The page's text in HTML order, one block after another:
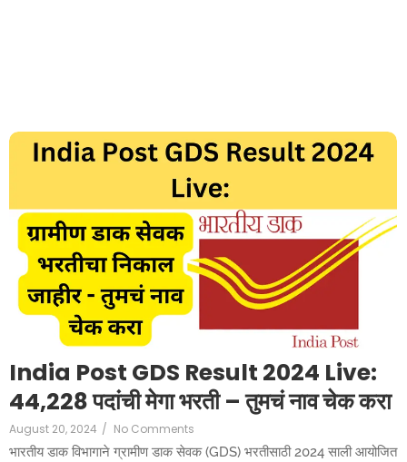
India Post GDS Result 2024 Live:
44,228 पदांची मेगा भरती – तुमचं नाव चेक करा
August 20, 2024 / No Comments
भारतीय डाक विभागाने ग्रामीण डाक सेवक (GDS) भरतीसाठी 2024 साली आयोजित